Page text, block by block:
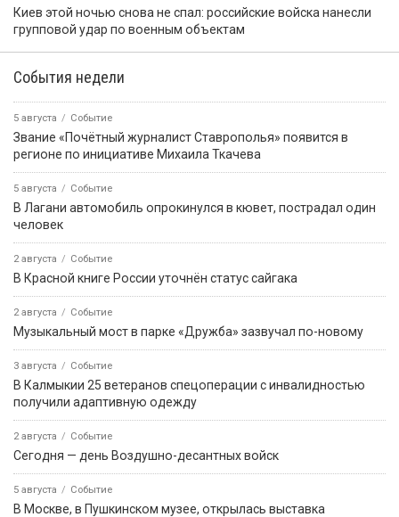
Киев этой ночью снова не спал: российские войска нанесли
групповой удар по военным объектам
События недели
5 августа Событие
Звание «Почётный журналист Ставрополья» появится в
регионе по инициативе Михаила Ткачева
5 августа Событие
В Лагани автомобиль опрокинулся в кювет, пострадал один
человек
2 августа Событие
В Красной книге России уточнён статус сайгака
2 августа Событие
Музыкальный мост в парке «Дружба» зазвучал по-новому
3 августа Событие
В Калмыкии 25 ветеранов спецоперации с инвалидностью
получили адаптивную одежду
2 августа Событие
Сегодня — день Воздушно-десантных войск
5 августа Событие
В Москве, в Пушкинском музее, открылась выставка